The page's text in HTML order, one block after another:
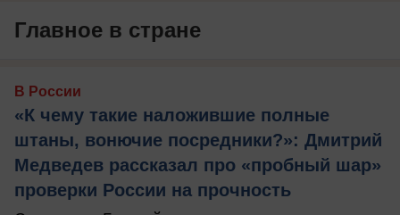
Главное в стране
В России
«К чему такие наложившие полные
штаны, вонючие посредники?»: Дмитрий
Медведев рассказал про «пробный шар»
проверки России на прочность